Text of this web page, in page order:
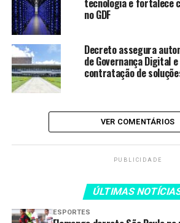
começou a mudar.
trabalho intenso, que
envolve muita
também é muito
gratificante saber
estudantes iniciam
letivo com seus
professores. Meu
sentimento é de
todos os servidores
no GDF
Decreto assegura
de Governança Digital
contratação de
VER COMENTÁRIOS
PUBLICIDADE
ÚLTIMAS
ESPORTES